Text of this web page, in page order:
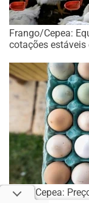
Frango/Cepea:
cotações estáveis
Ovos/Cepea: